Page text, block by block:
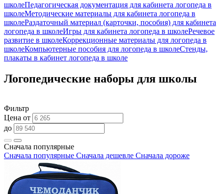
школеПедагогическая документация для кабинета логопеда в
школеМетодические материалы для кабинета логопеда в
школеРаздаточный материал (карточки, пособия) для кабинета
логопеда в школеИгры для кабинета логопеда в школеРечевое
развитие в школеКоррекционные материалы для логопеда в
школеКомпьютерные пособия для логопеда в школеСтенды,
плакаты в кабинет логопеда в школе
Логопедические наборы для школы
Фильтр
Цена от
до
Сначала популярные
Сначала популярные Сначала дешевле Сначала дороже